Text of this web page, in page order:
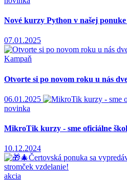
Nové kurzy Python v našej
07.01.2025
Kampaň
Otvorte si po novom roku u nás
06.01.2025
novinka
MikroTik kurzy - sme oficiálne
10.12.2024
akcia